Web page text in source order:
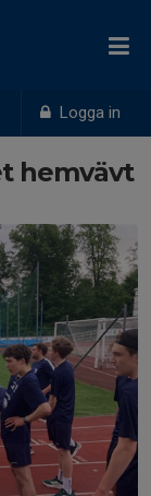
Logga in
hemvävt